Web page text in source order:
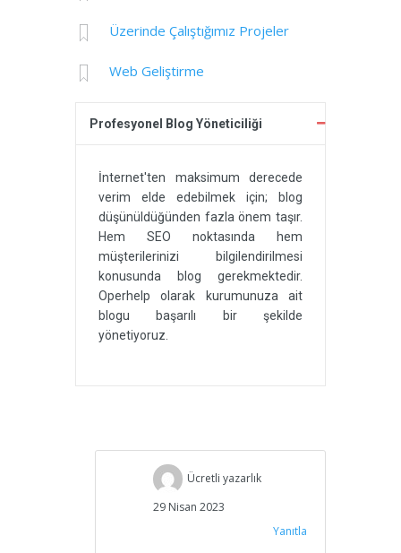
Üzerinde Çalıştığımız Projeler
Web Geliştirme
Profesyonel Blog Yöneticiliği
İnternet'ten maksimum derecede
verim elde edebilmek için; blog
düşünüldüğünden fazla önem taşır.
Hem SEO noktasında hem
müşterilerinizi bilgilendirilmesi
konusunda blog gerekmektedir.
Operhelp olarak kurumunuza ait
blogu başarılı bir şekilde
yönetiyoruz.
Ücretli yazarlık
29 Nisan 2023
Yanıtla